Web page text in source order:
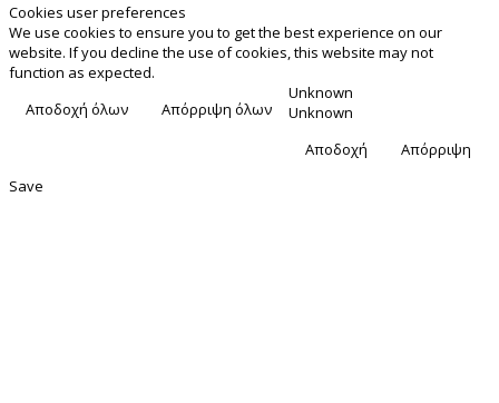
Cookies user preferences
We use cookies to ensure you to get the best experience on our
website. If you decline the use of cookies, this website may not
function as expected.
Αποδοχή όλων
Απόρριψη όλων
Unknown
Unknown
Αποδοχή
Απόρριψη
Save